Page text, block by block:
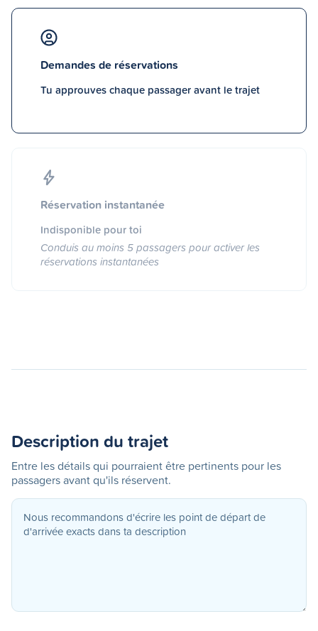
Demandes de réservations
Tu approuves chaque passager avant le trajet
Réservation instantanée
Indisponible pour toi
Conduis au moins 5 passagers pour activer les
réservations instantanées
Description du trajet
Entre les détails qui pourraient être pertinents pour les
passagers avant qu'ils réservent.